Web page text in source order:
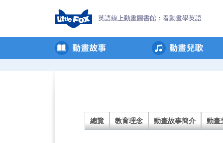
英語線上動畫圖書館：看動畫學英語
總覽 教育理念 動畫故事簡介 動畫